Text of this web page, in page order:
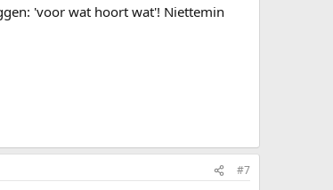
'voor wat hoort wat'! Niettemin
#7